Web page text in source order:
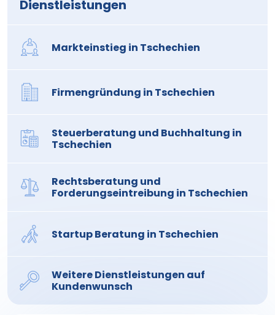
Dienstleistungen
Markteinstieg in Tschechien
Firmengründung in Tschechien
Steuerberatung und Buchhaltung in
Tschechien
Rechtsberatung und
Forderungseintreibung in Tschechien
Startup Beratung in Tschechien
Weitere Dienstleistungen auf
Kundenwunsch